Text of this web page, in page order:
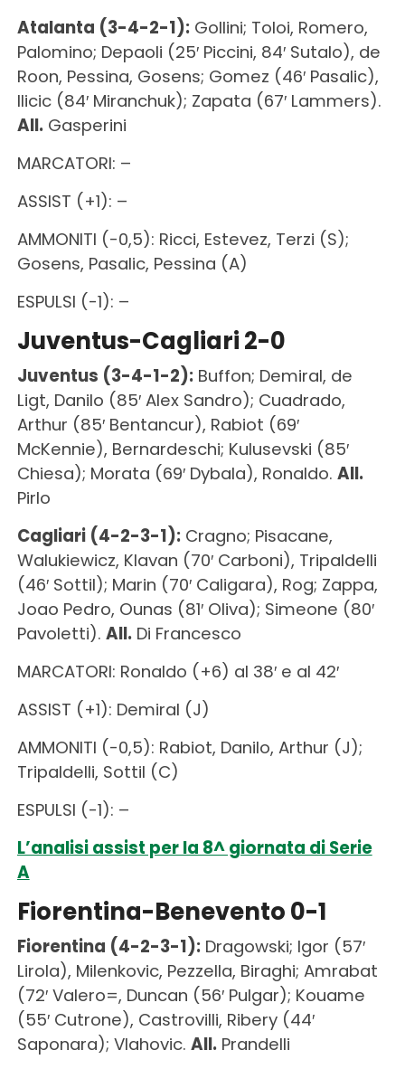
Atalanta (3-4-2-1):Gollini; Toloi, Romero,
Palomino; Depaoli (25′ Piccini, 84′ Sutalo), de
Roon, Pessina, Gosens; Gomez (46′ Pasalic),
Ilicic (84′ Miranchuk); Zapata (67′ Lammers).
All. Gasperini
MARCATORI: –
ASSIST (+1): –
AMMONITI (-0,5): Ricci, Estevez, Terzi (S);
Gosens, Pasalic, Pessina (A)
ESPULSI (-1): –
Juventus-Cagliari 2-0
Juventus (3-4-1-2):Buffon; Demiral, de
Ligt, Danilo (85′ Alex Sandro); Cuadrado,
Arthur (85′ Bentancur), Rabiot (69′
McKennie), Bernardeschi; Kulusevski (85′
Chiesa); Morata (69′ Dybala), Ronaldo. All.
Pirlo
Cagliari (4-2-3-1):Cragno; Pisacane,
Walukiewicz, Klavan (70′ Carboni), Tripaldelli
(46′ Sottil); Marin (70′ Caligara), Rog; Zappa,
Joao Pedro, Ounas (81′ Oliva); Simeone (80′
Pavoletti). All. Di Francesco
MARCATORI: Ronaldo (+6) al 38′ e al 42′
ASSIST (+1): Demiral (J)
AMMONITI (-0,5): Rabiot, Danilo, Arthur (J);
Tripaldelli, Sottil (C)
ESPULSI (-1): –
L’analisi assist per la 8^ giornata di Serie
A
Fiorentina-Benevento 0-1
Fiorentina (4-2-3-1):Dragowski; Igor (57′
Lirola), Milenkovic, Pezzella, Biraghi; Amrabat
(72′ Valero=, Duncan (56′ Pulgar); Kouame
(55′ Cutrone), Castrovilli, Ribery (44′
Saponara); Vlahovic. All. Prandelli